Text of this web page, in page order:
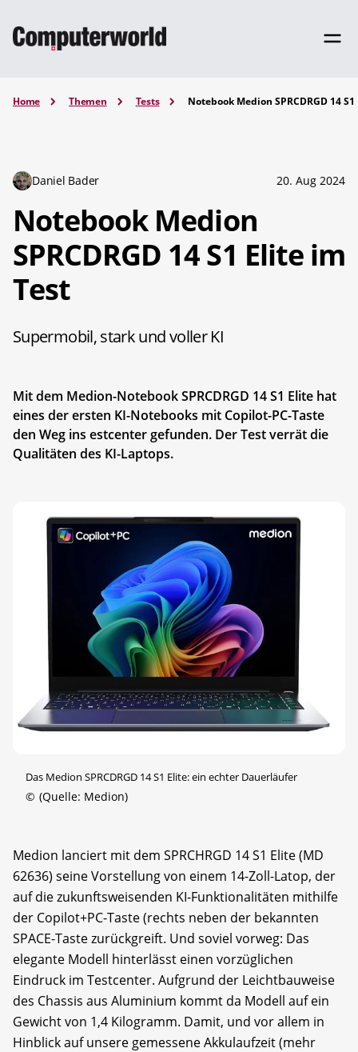
Home Themen Tests Notebook Medion SPRCDRGD 14
Daniel Bader 20. Aug 2024
Notebook Medion
SPRCDRGD 14 S1 Elite im
Test
Supermobil, stark und voller KI
Mit dem Medion-Notebook SPRCDRGD 14 S1 Elite hat
eines der ersten KI-Notebooks mit Copilot-PC-Taste
den Weg ins estcenter gefunden. Der Test verrät die
Qualitäten des KI-Laptops.
Das Medion SPRCDRGD 14 S1 Elite: ein echter Dauerläufer
© (Quelle: Medion)
Medion lanciert mit dem SPRCHRGD 14 S1 Elite (MD
62636) seine Vorstellung von einem 14-Zoll-Latop, der
auf die zukunftsweisenden KI-Funktionalitäten mithilfe
der Copilot+PC-Taste (rechts neben der bekannten
SPACE-Taste zurückgreift. Und soviel vorweg: Das
elegante Modell hinterlässt einen vorzüglichen
Eindruck im Testcenter. Aufgrund der Leichtbauweise
des Chassis aus Aluminium kommt da Modell auf ein
Gewicht von 1,4 Kilogramm. Damit, und vor allem in
Hinblick auf unsere gemessene Akkulaufzeit (mehr